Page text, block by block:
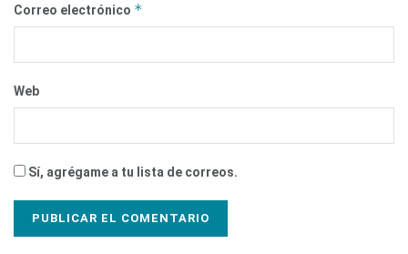
Correo electrónico *
Web
Sí, agrégame a tu lista de correos.